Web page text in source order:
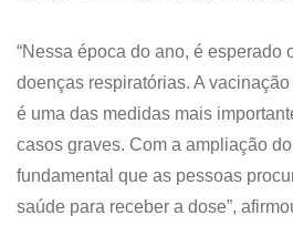
“Nessa época do ano, é esperado
doenças respiratórias. A
é uma das medidas mais
casos graves. Com a ampliação
fundamental que as pessoas
saúde para receber a dose”,